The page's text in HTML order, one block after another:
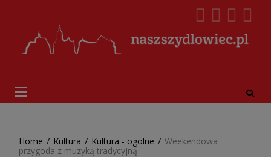
Home / Kultura / Kultura - ogolne / Weekendowa
przygoda z muzyką tradycyjną